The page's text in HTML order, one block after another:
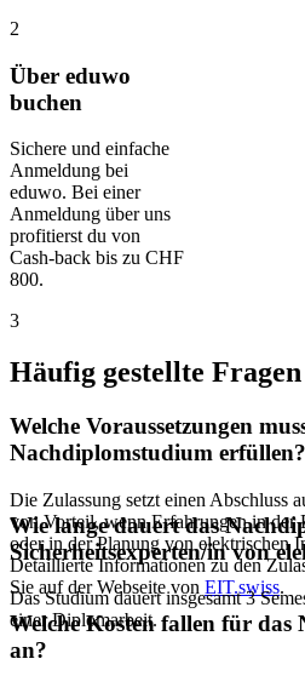
2
Über eduwo
buchen
Sichere und einfache
Anmeldung bei
eduwo. Bei einer
Anmeldung über uns
profitierst du von
Cash-back bis zu CHF
800.
3
Häufig gestellte Fragen
Welche Voraussetzungen
Nachdiplomstudium erfüllen?
Die Zulassung setzt einen Abschluss
von Vorteil, wenn Erfahrungen in der
oder in der Planung von elektrischen
Detaillierte Informationen zu den
Sie auf der Webseite von EIT.swiss.
Wie lange dauert das
Sicherheitsexperten/in von
Das Studium dauert insgesamt 3
einer Diplomarbeit.
Welche Kosten fallen für
an?